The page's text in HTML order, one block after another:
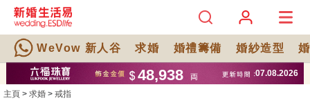
WeVow 新人谷 求婚 婚禮籌備 婚紗造型
主頁 > 求婚 > 戒指